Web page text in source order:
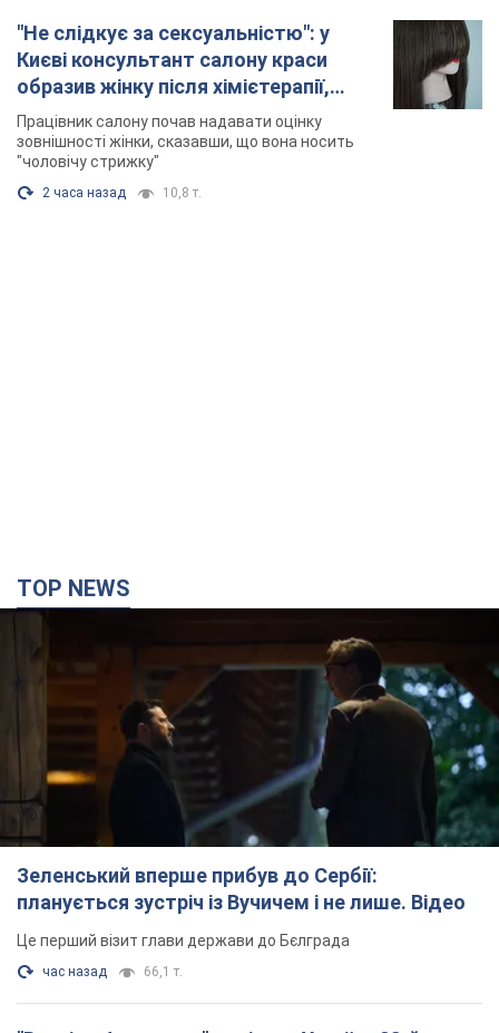
"Не слідкує за сексуальністю": у
Києві консультант салону краси
образив жінку після хімієтерапії,
розгорівся скандал. Фото
Працівник салону почав надавати оцінку
зовнішності жінки, сказавши, що вона носить
"чоловічу стрижку"
2 часа назад 10,8 т.
TOP NEWS
Зеленський вперше прибув до Сербії:
планується зустріч із Вучичем і не лише. Відео
Це перший візит глави держави до Бєлграда
час назад 66,1 т.